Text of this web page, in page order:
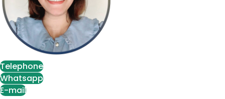
Telephone
Whatsapp
E-mail